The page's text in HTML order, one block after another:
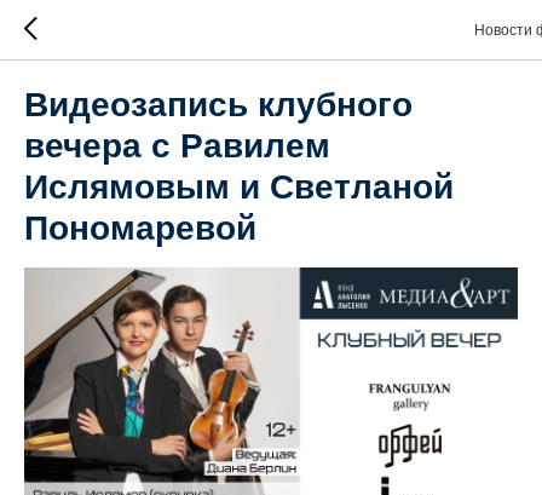
Новости
Видеозапись клубного
вечера с Равилем
Ислямовым и Светланой
Пономаревой